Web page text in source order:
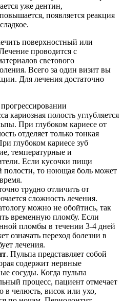
уже дентин,
появляется реакция
поверхностный или
проводится с
светового
Всего за один визит вы
Для лечения достаточно
кариозная полость углубляется
При глубоком кариесе от
отделяет только тонкая
глубоком кариесе зуб
температурные и
Если кусочки пищи
полости, то ноющая боль может
трудно отличить от
сложность лечения.
можно не обойтись, так
временную пломбу. Если
пломбы в течении 3-4 дней
означать переход болезни в
лечения.
. Пульпа представляет собой
содержит нервные
сосуды. Когда пульпа
процесс, пациент отмечает
челюсть, висок или ухо,